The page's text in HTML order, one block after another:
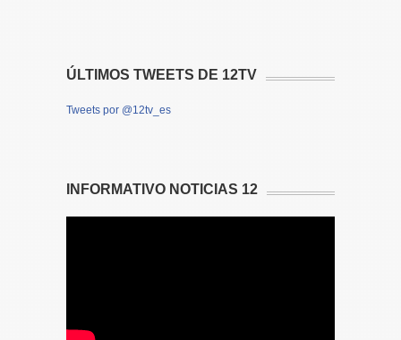
ÚLTIMOS TWEETS DE 12TV
Tweets por @12tv_es
INFORMATIVO NOTICIAS 12